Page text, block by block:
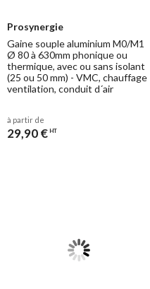
Prosynergie
Gaine souple aluminium M0/M1
Ø 80 à 630mm phonique ou
thermique, avec ou sans isolant
(25 ou 50 mm) - VMC, chauffage
ventilation, conduit d´air
à partir de
29,90 € HT